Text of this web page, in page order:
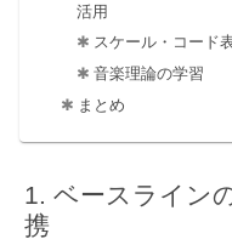
活用
スケール・コード
音楽理論の学習
まとめ
ベースライン
携